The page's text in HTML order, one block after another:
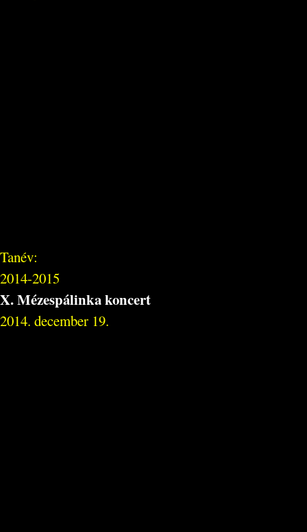
Tanév:
2014-2015
X. Mézespálinka koncert
2014. december 19.